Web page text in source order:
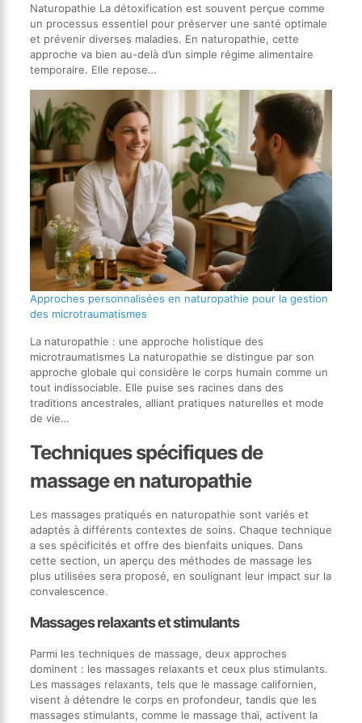
Naturopathie La détoxification est souvent perçue comme
un processus essentiel pour préserver une santé optimale
et prévenir diverses maladies. En naturopathie, cette
approche va bien au-delà d’un simple régime alimentaire
temporaire. Elle repose…
Approches personnalisées en naturopathie pour la gestion
des microtraumatismes
La naturopathie : une approche holistique des
microtraumatismes La naturopathie se distingue par son
approche globale qui considère le corps humain comme un
tout indissociable. Elle puise ses racines dans des
traditions ancestrales, alliant pratiques naturelles et mode
de vie…
Techniques spécifiques de
massage en naturopathie
Les massages pratiqués en naturopathie sont variés et
adaptés à différents contextes de soins. Chaque technique
a ses spécificités et offre des bienfaits uniques. Dans
cette section, un aperçu des méthodes de massage les
plus utilisées sera proposé, en soulignant leur impact sur la
convalescence.
Massages relaxants et stimulants
Parmi les techniques de massage, deux approches
dominent : les massages relaxants et ceux plus stimulants.
Les massages relaxants, tels que le massage californien,
visent à détendre le corps en profondeur, tandis que les
massages stimulants, comme le massage thaï, activent la